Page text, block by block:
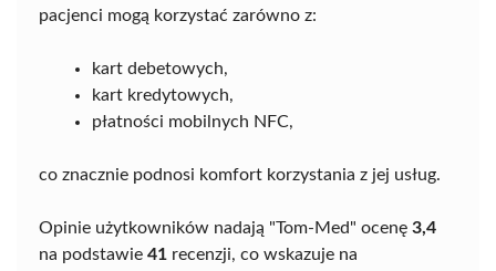
pacjenci mogą korzystać zarówno z:
kart debetowych,
kart kredytowych,
płatności mobilnych NFC,
co znacznie podnosi komfort korzystania z jej usług.
Opinie użytkowników nadają "Tom-Med" ocenę 3,4
na podstawie 41 recenzji, co wskazuje na